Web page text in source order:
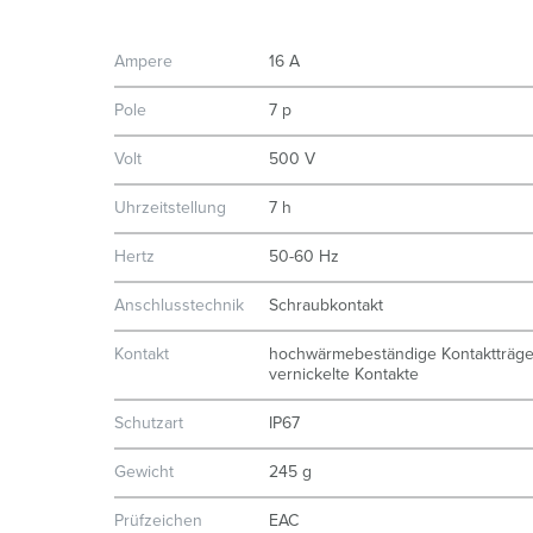
Ampere 16 A
Pole 7 p
Volt 500 V
Uhrzeitstellung 7 h
Hertz 50-60 Hz
Anschlusstechnik Schraubkontakt
Kontakt
hochwärmebeständige
vernickelte Kontakte
Schutzart IP67
Gewicht 245 g
Prüfzeichen EAC